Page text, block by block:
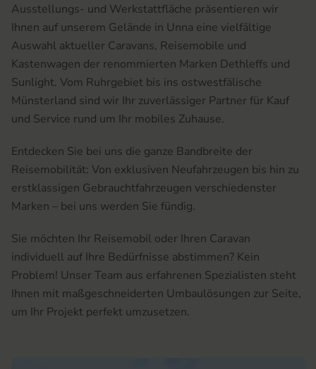
Ausstellungs- und Werkstattfläche präsentieren wir
Ihnen auf unserem Gelände in Unna eine vielfältige
Auswahl aktueller Caravans, Reisemobile und
Kastenwagen der renommierten Marken Dethleffs und
Sunlight. Vom Ruhrgebiet bis ins ostwestfälische
Münsterland sind wir Ihr zuverlässiger Partner für Kauf
und Service rund um Ihr mobiles Zuhause.
Entdecken Sie bei uns die ganze Bandbreite der
Reisemobilität: Von exklusiven Neufahrzeugen bis hin zu
erstklassigen Gebrauchtfahrzeugen verschiedenster
Marken – bei uns werden Sie fündig.
Sie möchten Ihr Reisemobil oder Ihren Caravan
individuell auf Ihre Bedürfnisse abstimmen? Kein
Problem! Unser Team aus erfahrenen Spezialisten steht
Ihnen mit maßgeschneiderten Umbaulösungen zur Seite,
um Ihr Projekt perfekt umzusetzen.